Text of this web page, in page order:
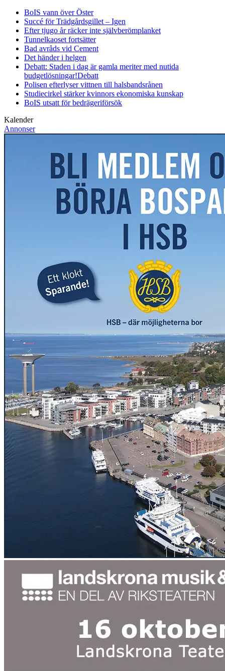
BoIS vann över Öster
Succé för Trädgårdsgillet – Igen
Efter tjugo år räcker inte självberömplanket
Tunnelkaoset fortsätter
Bad avråds vid Cement
Det händer i helgen
Debatt: Staden i dag är gamla meriter med nutida
budgetlösningar!Debatt
Polisen efterlyser vittnen till halsbandsrånen
Studiecirkel stärker kvinnors ekonomiska kunskap
BoIS utsatt för bedrägeriförsök
Kalender
Annonser